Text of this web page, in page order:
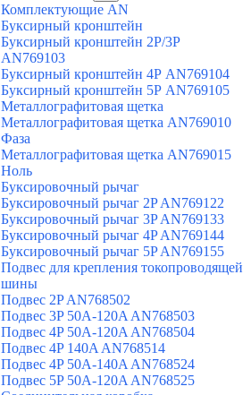
Комплектующие AN
Буксирный кронштейн
Буксирный кронштейн 2Р/3Р
AN769103
Буксирный кронштейн 4Р AN769104
Буксирный кронштейн 5Р AN769105
Металлографитовая щетка
Металлографитовая щетка AN769010
Фаза
Металлографитовая щетка AN769015
Ноль
Буксировочный рычаг
Буксировочный рычаг 2P AN769122
Буксировочный рычаг 3P AN769133
Буксировочный рычаг 4P AN769144
Буксировочный рычаг 5P AN769155
Подвес для крепления токопроводящей
шины
Подвес 2P AN768502
Подвес 3P 50A-120A AN768503
Подвес 4P 50A-120A AN768504
Подвес 4P 140A AN768514
Подвес 4P 50A-140A AN768524
Подвес 5P 50A-120A AN768525